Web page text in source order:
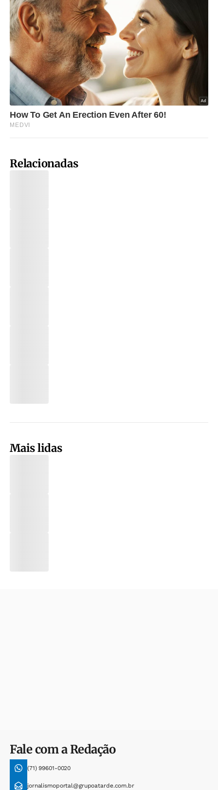
Relacionadas
Mais lidas
Fale com a Redação
(71) 99601-0020
jornalismoportal@grupoatarde.com.br